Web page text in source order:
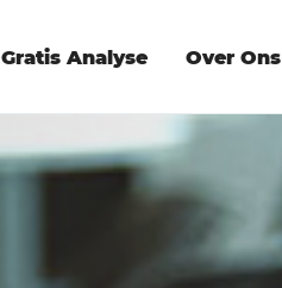
Gratis Analyse Over Ons